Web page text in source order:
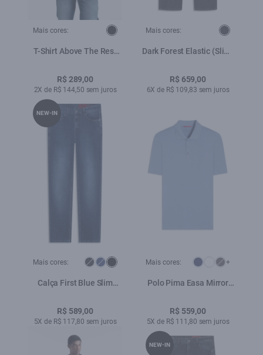
Mais cores:
T-Shirt Above The Rest
R$ 289,00
2X de R$ 144,50 sem juros
Mais cores:
Dark Forest Elastic (Slim)
R$ 659,00
6X de R$ 109,83 sem juros
Mais cores:
Calça First Blue Slim
R$ 589,00
5X de R$ 117,80 sem juros
NEW-IN
Mais cores: +
Polo Pima Easa Mirror
R$ 559,00
5X de R$ 111,80 sem juros
NEW-IN